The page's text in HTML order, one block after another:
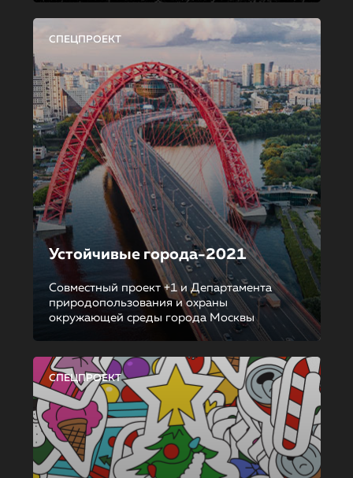
СПЕЦПРОЕКТ
Устойчивые города-2021
Совместный проект +1 и Департамента
природопользования и охраны
окружающей среды города Москвы
СПЕЦПРОЕКТ